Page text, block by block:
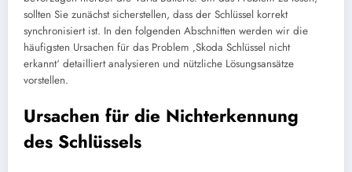
sollten Sie zunächst sicherstellen, dass der Schlüssel korrekt
synchronisiert ist. In den folgenden Abschnitten werden wir die
häufigsten Ursachen für das Problem ‚Skoda Schlüssel nicht
erkannt‘ detailliert analysieren und nützliche Lösungsansätze
vorstellen.
Ursachen für die Nichterkennung
des Schlüssels